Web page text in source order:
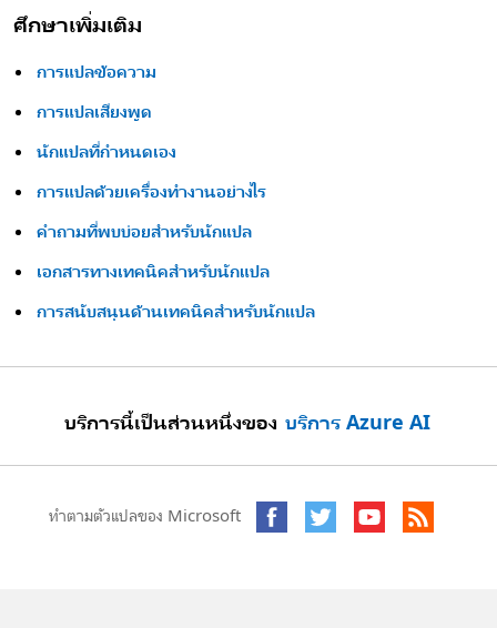
ศึกษาเพิ่มเติม
การแปลข้อความ
การแปลเสียงพูด
นักแปลที่กำหนดเอง
การแปลด้วยเครื่องทำงานอย่างไร
คําถามที่พบบ่อยสําหรับนักแปล
เอกสารทางเทคนิคสําหรับนักแปล
การสนับสนุนด้านเทคนิคสําหรับนักแปล
บริการนี้เป็นส่วนหนึ่งของ บริการ Azure AI
ทำตามตัวแปลของ Microsoft